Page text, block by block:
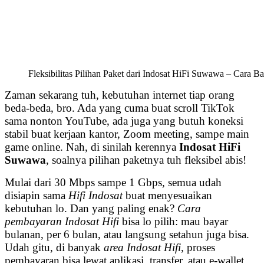
Fleksibilitas Pilihan Paket dari Indosat HiFi Suwawa – Cara
Zaman sekarang tuh, kebutuhan internet tiap orang
beda-beda, bro. Ada yang cuma buat scroll TikTok
sama nonton YouTube, ada juga yang butuh koneksi
stabil buat kerjaan kantor, Zoom meeting, sampe main
game online. Nah, di sinilah kerennya Indosat HiFi
Suwawa, soalnya pilihan paketnya tuh fleksibel abis!
Mulai dari 30 Mbps sampe 1 Gbps, semua udah
disiapin sama Hifi Indosatbuat menyesuaikan
kebutuhan lo. Dan yang paling enak? Cara
pembayaran Indosat Hifi bisa lo pilih: mau bayar
bulanan, per 6 bulan, atau langsung setahun juga bisa.
Udah gitu, di banyak area Indosat Hifi, proses
pembayaran bisa lewat aplikasi, transfer, atau e-wallet.